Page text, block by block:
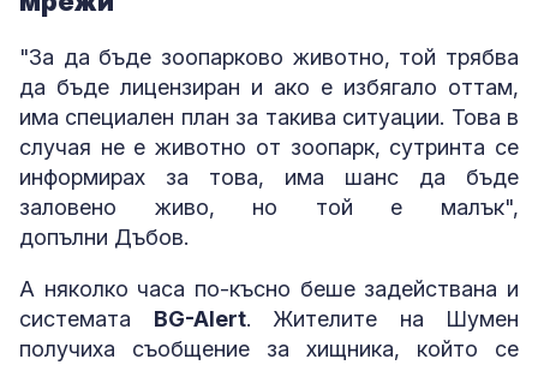
"За да бъде зоопарково животно, той трябва
да бъде лицензиран и ако е избягало оттам,
има специален план за такива ситуации. Това в
случая не е животно от зоопарк, сутринта се
информирах за това, има шанс да бъде
заловено живо, но той е малък",
допълни Дъбов.
А няколко часа по-късно беше задействана и
системата BG-Alert. Жителите на Шумен
получиха съобщение за хищника, който се